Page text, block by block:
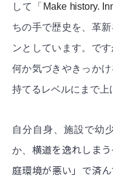
して「 Make history.
ちの手で歴史を、革
ンとしています。で
何か気づきやきっか
持てるレベルにまで上
自分自身、施設で幼
か、 横道を逸れしま
庭環境が悪い」で済